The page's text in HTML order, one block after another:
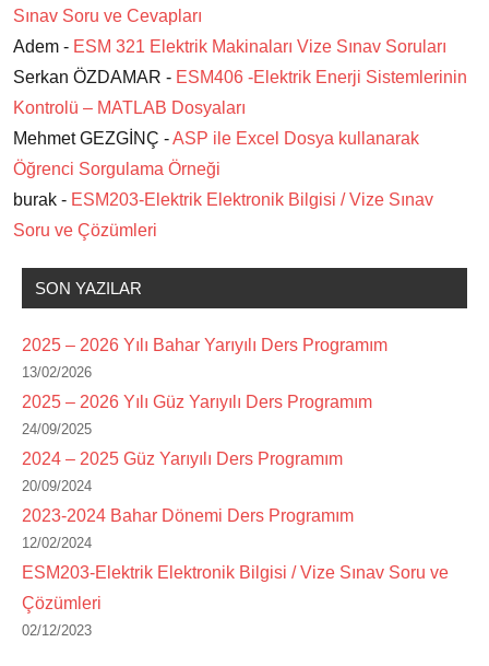
Sınav Soru ve Cevapları
Adem - ESM 321 Elektrik Makinaları Vize Sınav Soruları
Serkan ÖZDAMAR - ESM406 -Elektrik Enerji Sistemlerinin
Kontrolü – MATLAB Dosyaları
Mehmet GEZGİNÇ -ASP ile Excel Dosya kullanarak
Öğrenci Sorgulama Örneği
burak - ESM203-Elektrik Elektronik Bilgisi / Vize Sınav
Soru ve Çözümleri
SON YAZILAR
2025 – 2026 Yılı Bahar Yarıyılı Ders Programım
13/02/2026
2025 – 2026 Yılı Güz Yarıyılı Ders Programım
24/09/2025
2024 – 2025 Güz Yarıyılı Ders Programım
20/09/2024
2023-2024 Bahar Dönemi Ders Programım
12/02/2024
ESM203-Elektrik Elektronik Bilgisi / Vize Sınav Soru ve
Çözümleri
02/12/2023